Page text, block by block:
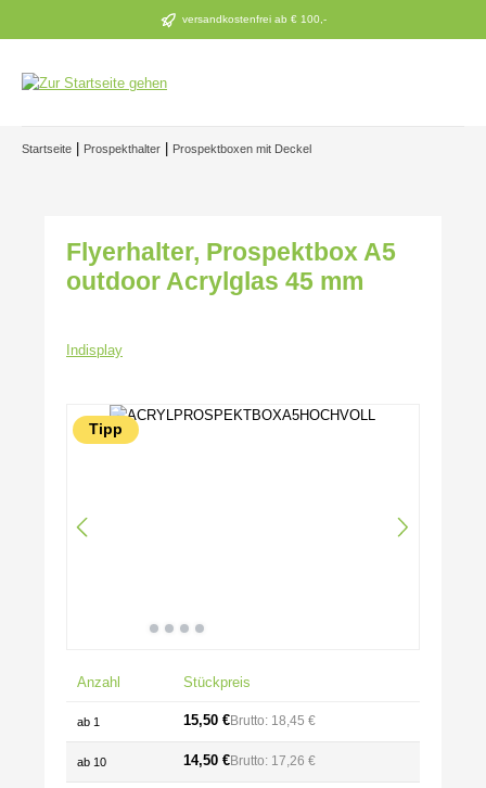
Zum Hauptinhalt springen versandkostenfrei ab € 100,-
Startseite Prospekthalter Prospektboxen mit Deckel
Flyerhalter, Prospektbox A5
outdoor Acrylglas 45 mm
Indisplay
Bildergalerie überspringen
Tipp
Anzahl Stückpreis
ab 1 15,50 €Brutto: 18,45 €
ab 10 14,50 €Brutto: 17,26 €